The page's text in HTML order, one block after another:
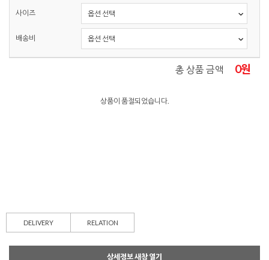
사이즈
배송비
총 상품 금액 0원
상품이 품절되었습니다.
DELIVERY RELATION
상세정보 새창 열기